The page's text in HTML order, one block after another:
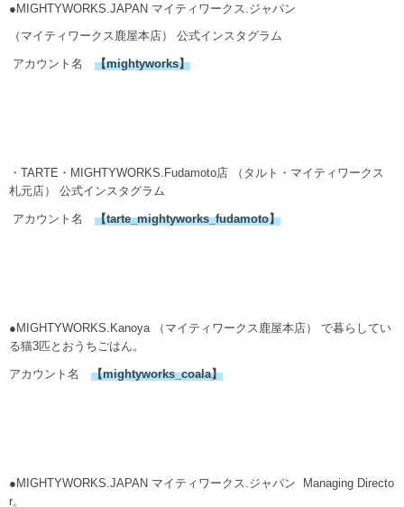
●MIGHTYWORKS.JAPAN マイティワークス.ジャパン
（マイティワークス鹿屋本店） 公式インスタグラム
アカウント名 【mightyworks】
・TARTE・MIGHTYWORKS.Fudamoto店 （タルト・マイティワークス
札元店） 公式インスタグラム
アカウント名 【tarte_mightyworks_fudamoto】
●MIGHTYWORKS.Kanoya （マイティワークス鹿屋本店） で暮らしてい
る猫3匹とおうちごはん。
アカウント名 【mightyworks_coala】
●MIGHTYWORKS.JAPAN マイティワークス.ジャパン Managing Directo
r。